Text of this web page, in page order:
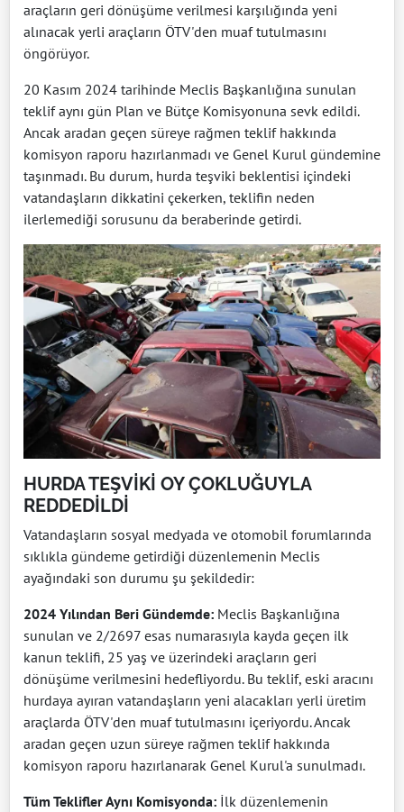
araçların geri dönüşüme verilmesi karşılığında yeni
alınacak yerli araçların ÖTV'den muaf tutulmasını
öngörüyor.
20 Kasım 2024 tarihinde Meclis Başkanlığına sunulan
teklif aynı gün Plan ve Bütçe Komisyonuna sevk edildi.
Ancak aradan geçen süreye rağmen teklif hakkında
komisyon raporu hazırlanmadı ve Genel Kurul gündemine
taşınmadı. Bu durum, hurda teşviki beklentisi içindeki
vatandaşların dikkatini çekerken, teklifin neden
ilerlemediği sorusunu da beraberinde getirdi.
HURDA TEŞVİKİ OY ÇOKLUĞUYLA
REDDEDİLDİ
Vatandaşların sosyal medyada ve otomobil forumlarında
sıklıkla gündeme getirdiği düzenlemenin Meclis
ayağındaki son durumu şu şekildedir:
2024 Yılından Beri Gündemde: Meclis Başkanlığına
sunulan ve 2/2697 esas numarasıyla kayda geçen ilk
kanun teklifi, 25 yaş ve üzerindeki araçların geri
dönüşüme verilmesini hedefliyordu. Bu teklif, eski aracını
hurdaya ayıran vatandaşların yeni alacakları yerli üretim
araçlarda ÖTV'den muaf tutulmasını içeriyordu. Ancak
aradan geçen uzun süreye rağmen teklif hakkında
komisyon raporu hazırlanarak Genel Kurul'a sunulmadı.
Tüm Teklifler Aynı Komisyonda: İlk düzenlemenin